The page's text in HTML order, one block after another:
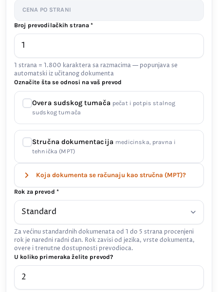
CENA PO STRANI
Broj prevodilačkih strana *
1 strana = 1.800 karaktera sa razmacima — popunjava se
automatski iz učitanog dokumenta
Označite šta se odnosi na vaš prevod
Overa sudskog tumača pečat i potpis stalnog
sudskog tumača
Stručna dokumentacija medicinska, pravna i
tehnička (MPT)
Koja dokumenta se računaju kao stručna (MPT)?
Rok za prevod *
Za većinu standardnih dokumenata od 1 do 5 strana procenjeni
rok je naredni radni dan. Rok zavisi od jezika, vrste dokumenta,
overe i trenutne dostupnosti prevodioca.
U koliko primeraka želite prevod?